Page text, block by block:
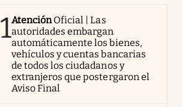
1AtenciónOficial | Las
autoridades embargan
automáticamente los bienes,
vehículos y cuentas bancarias
de todos los ciudadanos y
extranjeros que postergaron el
Aviso Final